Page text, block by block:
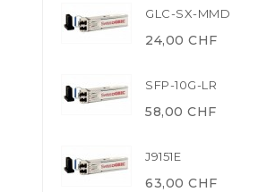
GLC-SX-MMD
24,00 CHF
SFP-10G-LR
58,00 CHF
J9151E
63,00 CHF